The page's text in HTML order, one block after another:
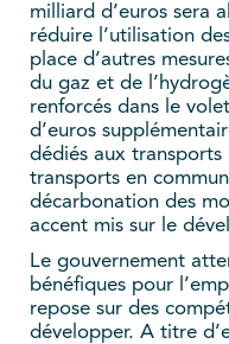
milliard d’euros sera
réduire l’utilisation
place d’autres
du gaz et de
renforcés dans le
d’euros
dédiés aux
transports en
décarbonation des
accent mis sur le
Le gouvernement
bénéfiques pour
repose sur des
développer. A titre